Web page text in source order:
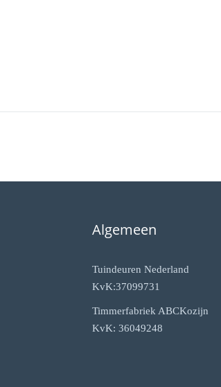
Algemeen
Tuindeuren Nederland
KvK:37099731
Timmerfabriek ABCKozijn
KvK: 36049248